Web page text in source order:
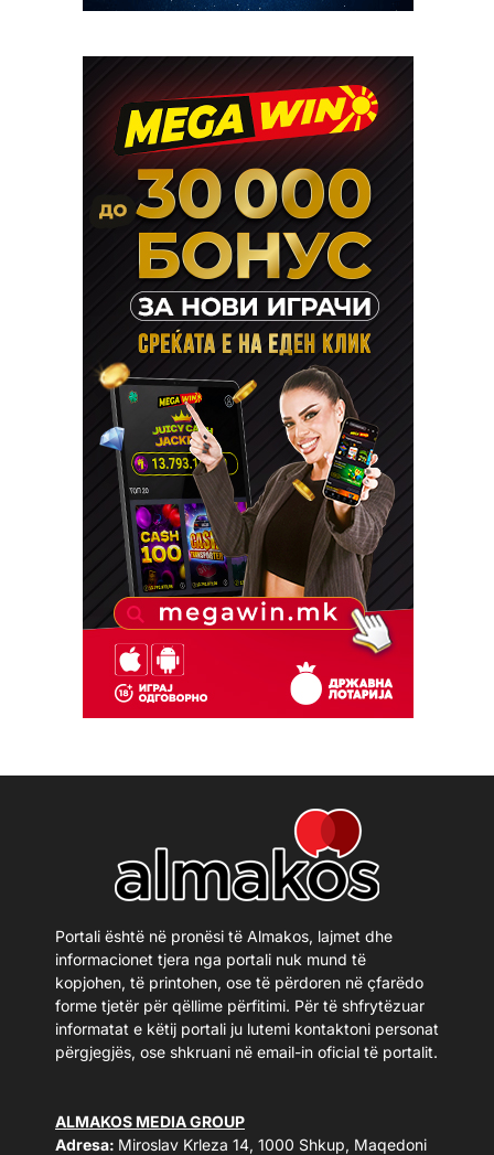
Portali është në pronësi të Almakos, lajmet dhe
informacionet tjera nga portali nuk mund të
kopjohen, të printohen, ose të përdoren në çfarëdo
forme tjetër për qëllime përfitimi. Për të shfrytëzuar
informatat e këtij portali ju lutemi kontaktoni personat
përgjegjës, ose shkruani në email-in oficial të portalit.
ALMAKOS MEDIA GROUP
Adresa: Miroslav Krleza 14, 1000 Shkup, Maqedoni